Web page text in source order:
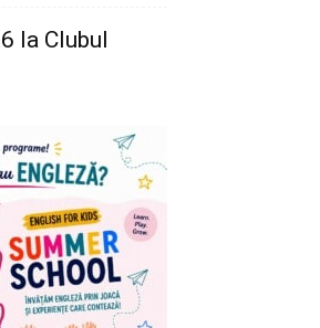
la Clubul